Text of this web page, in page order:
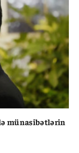
münasibətlərin